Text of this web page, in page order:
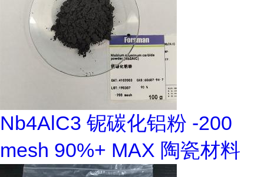
Nb4AlC3 铌碳化铝粉 -200
mesh 90%+ MAX 陶瓷材料